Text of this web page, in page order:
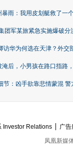
暴雨：我用皮划艇救了一
团军某旅紧急实施爆破分
访华为何选在天津？外交
淹后，小男孩在路口指路
节：凶手欲靠悲情蒙混 警
Investor Relations 广告
凤凰新媒